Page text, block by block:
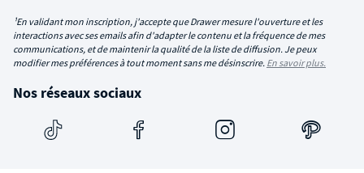
¹En validant mon inscription, j'accepte que Drawer mesure l'ouverture et les
interactions avec ses emails afin d'adapter le contenu et la fréquence de mes
communications, et de maintenir la qualité de la liste de diffusion. Je peux
modifier mes préférences à tout moment sans me désinscrire. En savoir plus.
Nos réseaux sociaux